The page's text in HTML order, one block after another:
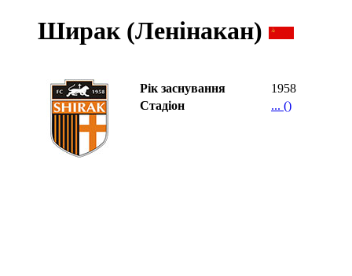
Ширак (Ленінакан)
Рік заснування
1958
Стадіон
... ()